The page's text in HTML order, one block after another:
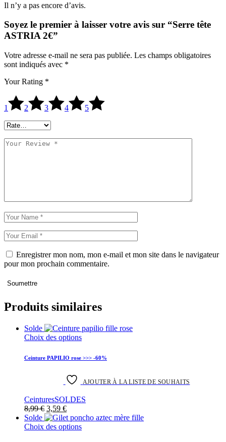
Il n’y a pas encore d’avis.
Soyez le premier à laisser votre avis sur “Serre tête
ASTRIA 2€”
Votre adresse e-mail ne sera pas publiée. Les champs obligatoires
sont indiqués avec *
Your Rating *
1 2 3 4 5
Enregistrer mon nom, mon e-mail et mon site dans le navigateur
pour mon prochain commentaire.
Soumettre
Produits similaires
Solde
Choix des optionsCe
a
Les
peuvent
choisies
sur
Ceinture PAPILIO rose >>> -60%
AJOUTER À LA LISTE DE SOUHAITS
CeinturesSOLDES
8,99€ Le
prix
initial
3,59 €Le
prix
actuel
Solde
Choix des optionsCe